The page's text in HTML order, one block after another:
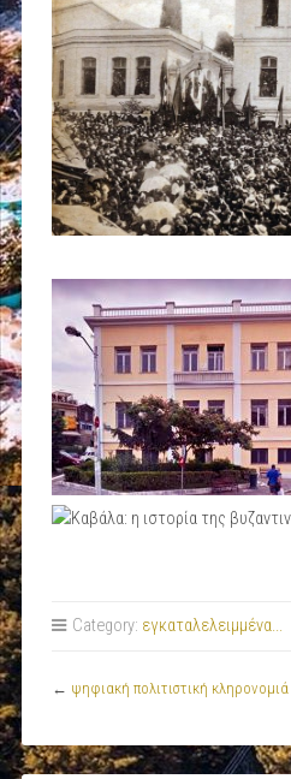
Category: εγκαταλελειμμένα...
← ψηφιακή πολιτιστική κληρονομιά